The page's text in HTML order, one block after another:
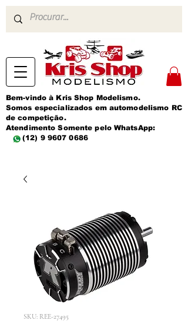
Bem-vindo à Kris Shop Modelismo.
Somos especializados em automodelismo RC
de competição.
Atendimento Somente pelo WhatsApp:
(12) 9 9607 0686
SKU: REE-27495